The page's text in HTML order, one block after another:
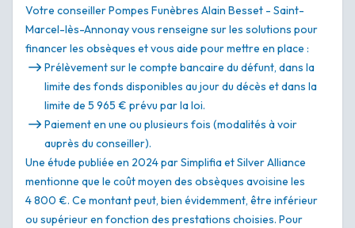
Votre conseiller Pompes Funèbres Alain Besset - Saint-
Marcel-lès-Annonay vous renseigne sur les solutions pour
financer les obsèques et vous aide pour mettre en place :
Prélèvement sur le compte bancaire du défunt, dans la
limite des fonds disponibles au jour du décès et dans la
limite de 5 965 € prévu par la loi.
Paiement en une ou plusieurs fois (modalités à voir
auprès du conseiller).
Une étude publiée en 2024 par Simplifia et Silver Alliance
mentionne que le coût moyen des obsèques avoisine les
4 800 €. Ce montant peut, bien évidemment, être inférieur
ou supérieur en fonction des prestations choisies. Pour